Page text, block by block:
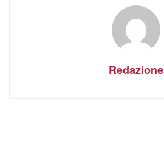
Redazione